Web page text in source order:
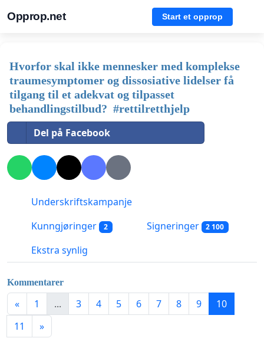
Opprop.net Start et opprop
Hvorfor skal ikke mennesker med komplekse
traumesymptomer og dissosiative lidelser få
tilgang til et adekvat og tilpasset
behandlingstilbud? #rettilretthjelp
Del på Facebook
Underskriftskampanje
Kunngjøringer
2 Signeringer 2 100
Ekstra synlig
Kommentarer
« 1 ... 3 4 5 6 7 8 9
10
11
»